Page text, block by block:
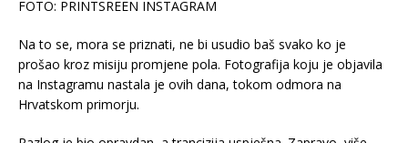
FOTO: PRINTSREEN INSTAGRAM
Na to se, mora se priznati, ne bi usudio baš svako ko je
prošao kroz misiju promjene pola. Fotografija koju je objavila
na Instagramu nastala je ovih dana, tokom odmora na
Hrvatskom primorju.